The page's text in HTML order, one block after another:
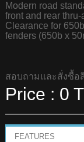
Modern road
front and rear
Clearance for
fenders (650b x
สอบถามและสั่งซื้อ
Price : 0
FEATURES